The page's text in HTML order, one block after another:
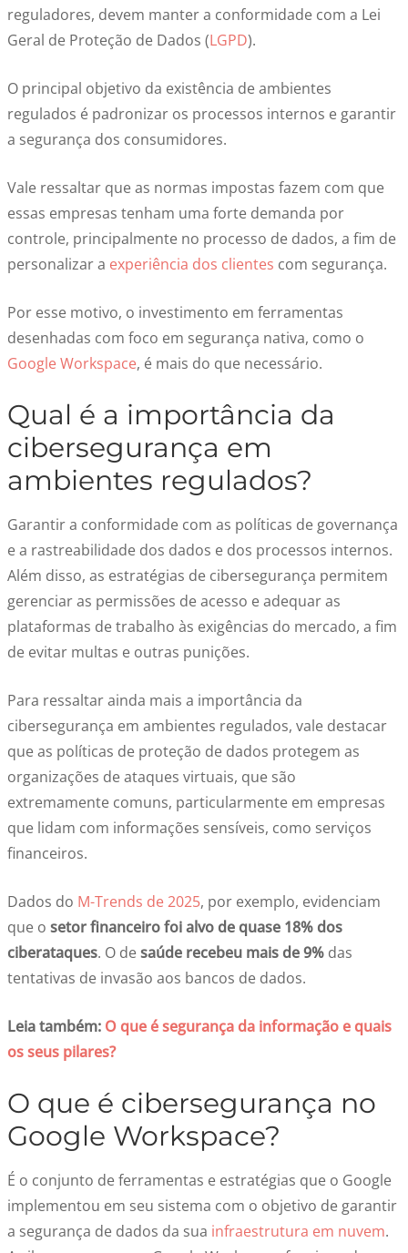
reguladores, devem manter a conformidade com a Lei
Geral de Proteção de Dados (LGPD).
O principal objetivo da existência de ambientes
regulados é padronizar os processos internos e garantir
a segurança dos consumidores.
Vale ressaltar que as normas impostas fazem com que
essas empresas tenham uma forte demanda por
controle, principalmente no processo de dados, a fim de
personalizar a experiência dos clientes com segurança.
Por esse motivo, o investimento em ferramentas
desenhadas com foco em segurança nativa, como o
Google Workspace, é mais do que necessário.
Qual é a importância da
cibersegurança em
ambientes regulados?
Garantir a conformidade com as políticas de governança
e a rastreabilidade dos dados e dos processos internos.
Além disso, as estratégias de cibersegurança permitem
gerenciar as permissões de acesso e adequar as
plataformas de trabalho às exigências do mercado, a fim
de evitar multas e outras punições.
Para ressaltar ainda mais a importância da
cibersegurança em ambientes regulados, vale destacar
que as políticas de proteção de dados protegem as
organizações de ataques virtuais, que são
extremamente comuns, particularmente em empresas
que lidam com informações sensíveis, como serviços
financeiros.
Dados do M-Trends de 2025, por exemplo, evidenciam
que o setor financeiro foi alvo de quase 18% dos
ciberataques. O desaúde recebeu mais de 9% das
tentativas de invasão aos bancos de dados.
Leia também: O que é segurança da informação e quais
os seus pilares?
O que é cibersegurança no
Google Workspace?
É o conjunto de ferramentas e estratégias que o Google
implementou em seu sistema com o objetivo de garantir
a segurança de dados da sua infraestrutura em nuvem.